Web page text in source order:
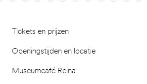
Tickets en prijzen
Openingstijden en locatie
Museumcafé Reina